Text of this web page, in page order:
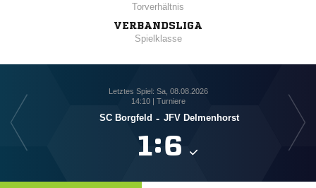
Torverhältnis
VERBANDSLIGA
Spielklasse
Letztes Spiel: Sa, 08.08.2026
14:10 | Turniere
SC Borgfeld - JFV Delmenhorst
: